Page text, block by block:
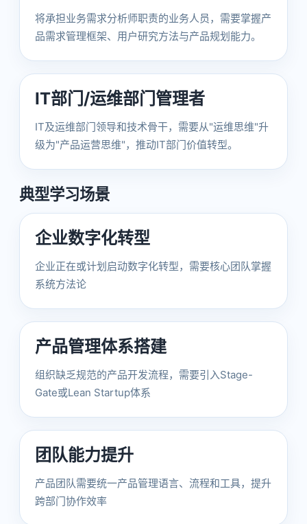
将承担业务需求分析师职责的业务人员，需要掌握产
品需求管理框架、用户研究方法与产品规划能力。
IT部门/运维部门管理者
IT及运维部门领导和技术骨干，需要从"运维思维"升
级为"产品运营思维"，推动IT部门价值转型。
典型学习场景
企业数字化转型
企业正在或计划启动数字化转型，需要核心团队掌握
系统方法论
产品管理体系搭建
组织缺乏规范的产品开发流程，需要引入Stage-
Gate或Lean Startup体系
团队能力提升
产品团队需要统一产品管理语言、流程和工具，提升
跨部门协作效率